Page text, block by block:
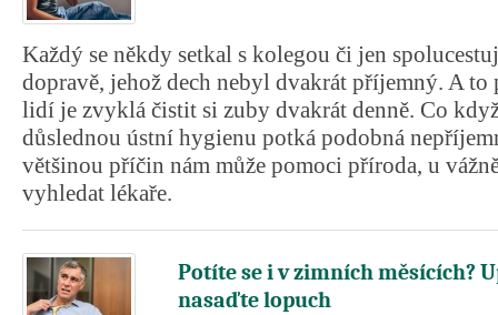
Každý se někdy setkal s kolegou či jen
dopravě, jehož dech nebyl dvakrát příjemný. A to
lidí je zvyklá čistit si zuby dvakrát denně. Co
důslednou ústní hygienu potká podobná
většinou příčin nám může pomoci příroda, u
vyhledat lékaře.
Potíte se i v zimních měsících?
nasaďte lopuch